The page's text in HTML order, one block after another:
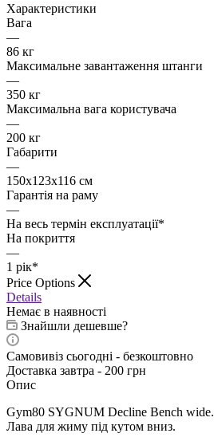
Характеристики
Вага
—
86 кг
Максимальне завантаження штанги
—
350 кг
Максимальна вага користувача
—
200 кг
Габарити
—
150x123x116 см
Гарантія на раму
—
На весь термін експлуатації*
На покриття
—
1 рік*
Price Options
Details
Немає в наявності
Знайшли дешевше?
Самовивіз сьогодні - безкоштовно
Доставка завтра - 200 грн
Опис
Gym80 SYGNUM Decline Bench wide.
Лава для жиму під кутом вниз.